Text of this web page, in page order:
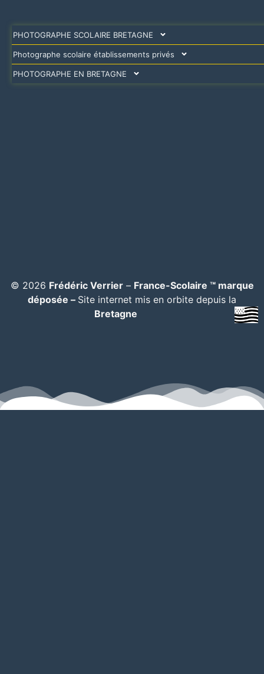
PHOTOGRAPHE SCOLAIRE BRETAGNE
Photographe scolaire établissements privés
PHOTOGRAPHE EN BRETAGNE
© 2026 Frédéric Verrier– France-Scolaire ™ marque
déposée – Site internet mis en orbite depuis la
Bretagne